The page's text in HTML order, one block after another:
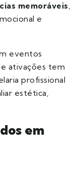
memoráveis,
e
eventos
ativações tem
profissional
estética,
em